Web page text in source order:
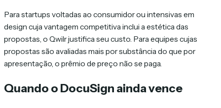
Para startups voltadas ao consumidor ou intensivas em
design cuja vantagem competitiva inclui a estética das
propostas, o Qwilr justifica seu custo. Para equipes cujas
propostas são avaliadas mais por substância do que por
apresentação, o prêmio de preço não se paga.
Quando o DocuSign ainda vence